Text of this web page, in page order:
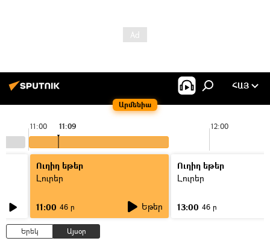
Արմենիա
ՀԱՅ
11:00 12:00
11:09
Ուղիղ եթեր
Լուրեր
11:00 46 ր Եթեր
Ուղիղ եթեր
Լուրեր
13:00 46 ր
Երեկ Այսօր